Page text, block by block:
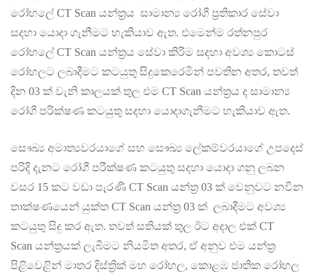
රෝහලේ CT Scan යන්ත්‍රය සාමාන්‍ය රෝගී ප්‍රතිකාර සේවා
සදහා යොදා ගැනීමට හැකියාව ඇත. එමෙන්ම රත්නපුර
රෝහලේ CT Scan යන්ත්‍රය සේවා කිරීම සදහා අවශ්‍ය කොටස්
රෝහලට ලබාදීමට කටයුතු සිදුකෙරෙමින් පවතින අතර, තවත්
දින 03 ක් වැනි කාලයක් තුල එම CT Scan යන්ත්‍රය ද සාමාන්‍ය
රෝගී පරික්ෂණ කටයුතු සදහා යොදාගැනීමට හැකියාව ඇත.
සෞඛ්‍ය අමාත්‍යවරයාගේ සහ සෞඛ්‍ය ලේකම්වරයාගේ උපදෙස්
පරිදි දැනට රෝගී පරීක්ෂණ කටයුතු සදහා යොදා ගනු ලබන
වසර 15 කට වඩා පැරණි CT Scan යන්ත්‍ර 03 ක් වෙනුවට නවීන
තාක්ෂණයෙන් යුක්ත CT Scan යන්ත්‍ර 03 ක් ලබාදීමට අවශ්‍ය
කටයුතු සිදු කර ඇත. තවත් සතියක් තුල ඊට අදාල එක් CT
Scan යන්ත්‍රයක් ලැබීමට නියමිත අතර, ඒ අනුව එම යන්ත්‍ර
පිළිවෙළින් මාතර දිස්ත්‍රික් මහ රෝහල, කොළඹ ජාතික රෝහල